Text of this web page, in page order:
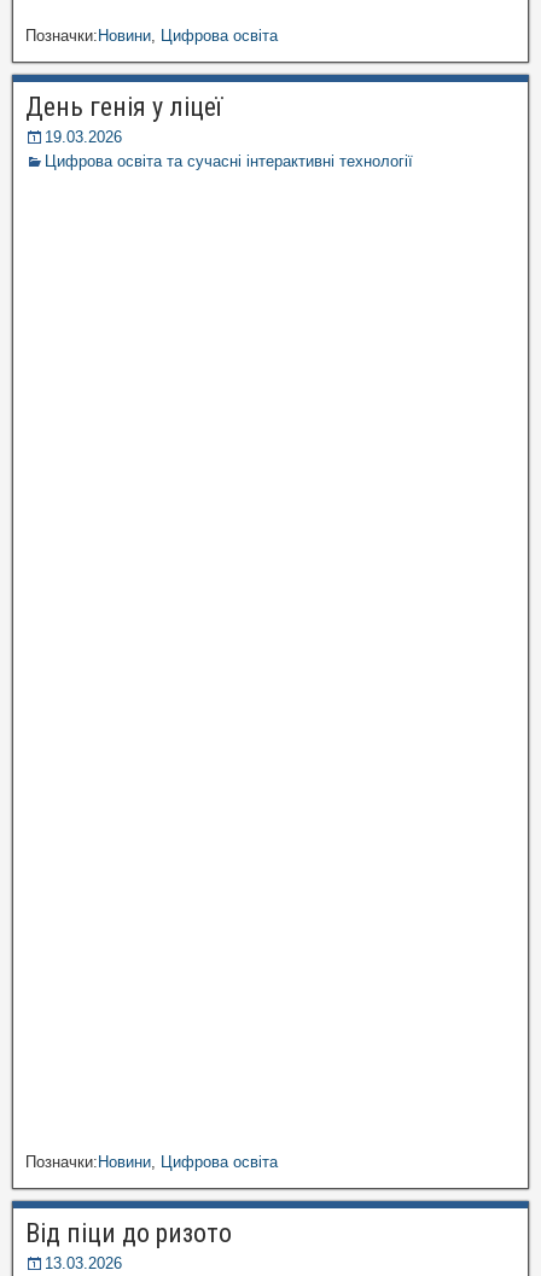
Позначки:Новини Цифрова освіта
День генія у ліцеї
19.03.2026
Цифрова освіта та сучасні інтерактивні технології
Позначки:Новини Цифрова освіта
Від піци до ризото
13.03.2026